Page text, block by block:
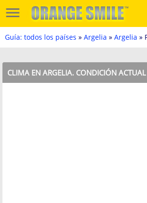
Guía: todos los países » Argelia » Argelia »
CLIMA EN ARGELIA. CONDICIÓN